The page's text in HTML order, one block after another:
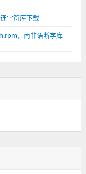
字符库下载
，南非语断字库